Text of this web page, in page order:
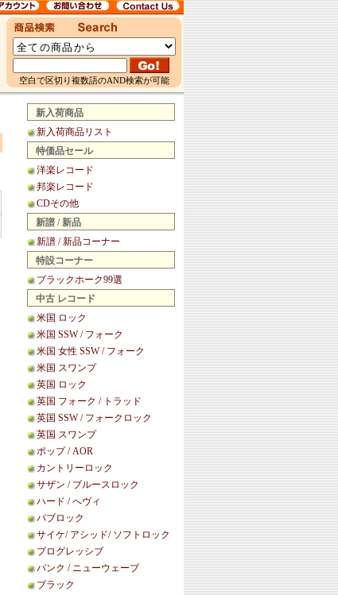
空白で区切り複数語のAND検索が可能
新入荷商品
新入荷商品リスト
特価品セール
洋楽レコード
邦楽レコード
CDその他
新譜 / 新品
新譜 / 新品コーナー
特設コーナー
ブラックホーク99選
中古 レコード
米国 ロック
米国 SSW / フォーク
米国 女性 SSW / フォーク
米国 スワンプ
英国 ロック
英国 フォーク / トラッド
英国 SSW / フォークロック
英国 スワンプ
ポップ / AOR
カントリーロック
サザン / ブルースロック
ハード / へヴィ
パブロック
サイケ/ アシッド/ ソフトロック
プログレッシブ
パンク / ニューウェーブ
ブラック